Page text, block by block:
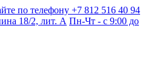
по телефону +7 812 516 40 94
18/2, лит. А Пн-Чт - с 9:00 до